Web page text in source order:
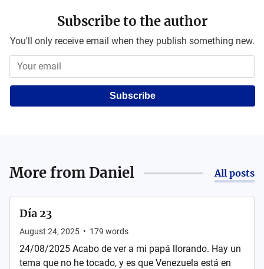
Subscribe to the author
You'll only receive email when they publish something new.
Subscribe
More from Daniel All posts
Día 23
August 24, 2025 • 179 words
24/08/2025 Acabo de ver a mi papá llorando. Hay un
tema que no he tocado, y es que Venezuela está en